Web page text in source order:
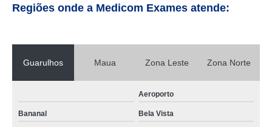
Regiões onde a Medicom Exames atende:
Guarulhos Maua Zona Leste Zona Norte
Aeroporto
Bananal Bela Vista